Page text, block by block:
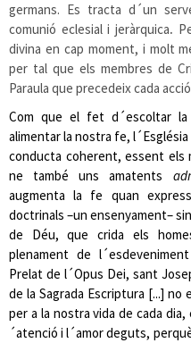
germans. Es tracta d´un
comunió eclesial i jeràrquica.
divina en cap moment, i molt
per tal que els membres de
Paraula que precedeix cada
Com que el fet d´escoltar
alimentar la nostra fe,
conducta coherent, essent els
ne també uns amatents
augmenta la fe quan
doctrinals –un ensenyament–
de Déu, que crida els
plenament de
Prelat de l´Opus Dei, sant
de la Sagrada Escriptura [...]
per a la nostra vida de cada
´atenció i l´amor deguts,